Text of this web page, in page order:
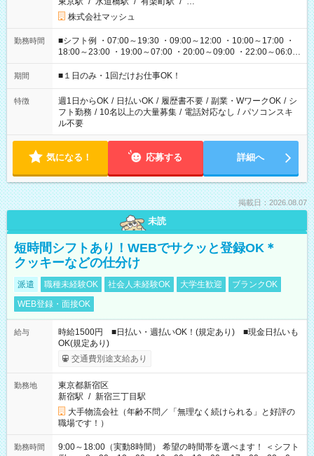
株式会社マッシュ
勤務時間
■シフト例 ・07:00～19:30 ・09:00～12:00 ・10:00～17:00 ・
18:00～23:00 ・19:00～07:00 ・20:00～09:00 ・22:00～06:00
etc ★最短で3時間で5,120円のお仕事から 15時間で2万円近く稼
げるお仕事も！ ご希望のお時間に合わせてご紹介！ ※シフトは
ください！
期間 ■１日のみ・1回だけお仕事OK！
特徴 週1日からOK / 日払いOK / 履歴書不要 / 副業・WワークOK / シ
フト勤務 / 10名以上の大量募集 / 電話対応なし / パソコンスキ
ル不要
気になる！ 応募する 詳細へ
掲載日：2026.08.07
未読
短時間シフトあり！WEBでサクッと登録OK＊
クッキーなどの仕分け
派遣 職種未経験OK 社会人未経験OK 大学生歓迎
ブランクOK
WEB登録・面接OK
給与
時給1500円 ■日払い・週払いOK！(規定あり) ■現金日払いも
OK(規定あり)
交通費別途支給あり
勤務地
東京都新宿区
新宿駅 / 新宿三丁目駅
大手物流会社（年齢不問／「無理なく続けられる」と好評の
職場です！）
勤務時間
9:00～18:00（実動8時間） 希望の時間帯を選べます！ ＜シフト